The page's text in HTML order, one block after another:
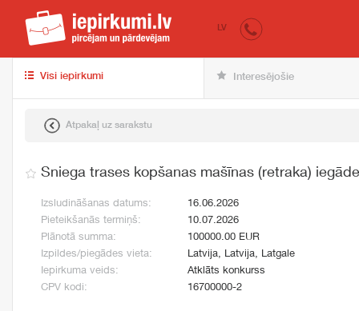
iepirkumi.lv
LV
Visi iepirkumi Interesējošie
Atpakaļ uz sarakstu
Sniega trases kopšanas mašīnas (retraka) iegāde
Izsludināšanas datums:
16.06.2026
Pieteikšanās termiņš:
10.07.2026
Plānotā summa:
100000.00 EUR
Izpildes/piegādes vieta:
Latvija, Latvija, Latgale
Iepirkuma veids:
Atklāts konkurss
CPV kodi:
16700000-2